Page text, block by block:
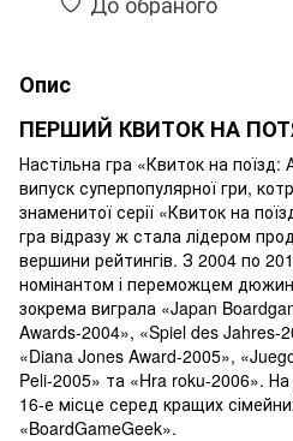
Опис
ПЕРШИЙ КВИТОК НА
Настільна гра «Квиток на
випуск суперпопулярної гри,
знаменитої серії «Квиток на
гра відразу ж стала лідером
вершини рейтингів. З 2004 по
номінантом і переможцем
зокрема виграла «Japan
Awards-2004», «Spiel des Jahres-
«Diana Jones Award-2005»,
Peli-2005» та «Hra roku-2006».
16-е місце серед кращих
«BoardGameGeek».